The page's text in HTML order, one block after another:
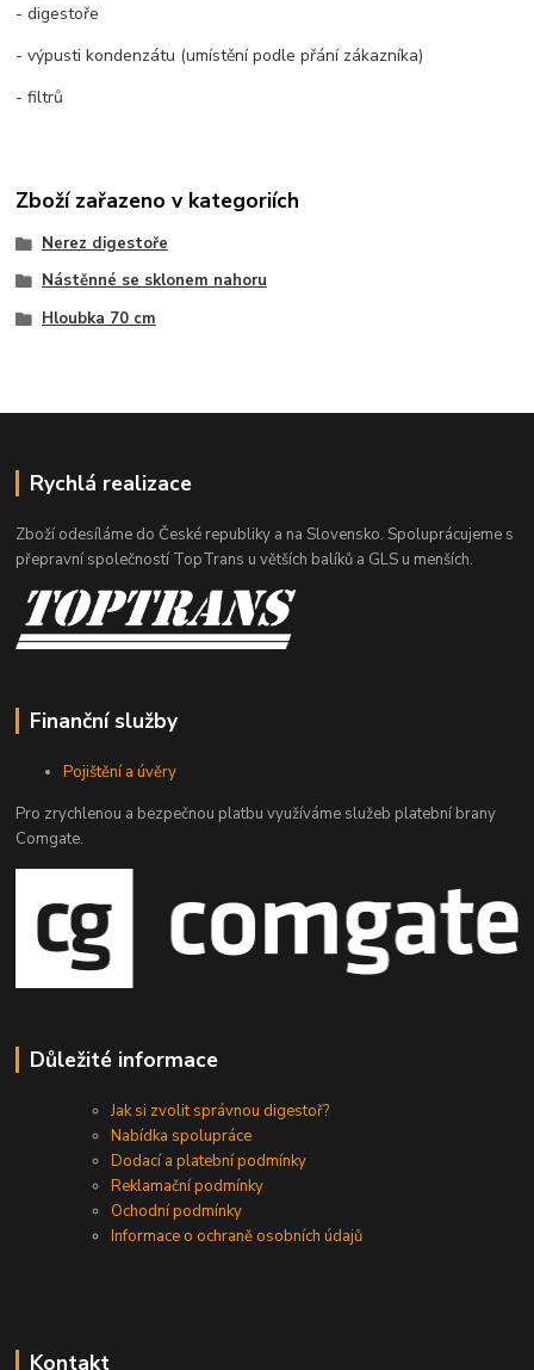
- digestoře
- výpusti kondenzátu (umístění podle přání zákazníka)
- filtrů
Zboží zařazeno v kategoriích
Nerez digestoře
Nástěnné se sklonem nahoru
Hloubka 70 cm
Rychlá realizace
Zboží odesíláme do České republiky a na Slovensko. Spoluprácujeme s
přepravní společností TopTrans u větších balíků a GLS u menších.
Finanční služby
Pojištění a úvěry
Pro zrychlenou a bezpečnou platbu využíváme služeb platební brany
Comgate.
Důležité informace
Jak si zvolit správnou digestoř?
Nabídka spolupráce
Dodací a platební podmínky
Reklamační podmínky
Ochodní podmínky
Informace o ochraně osobních údajů
Kontakt